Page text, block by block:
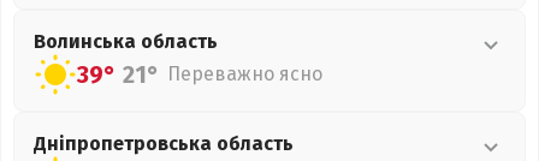
Волинська область
39° 21° Переважно ясно
Дніпропетровська область